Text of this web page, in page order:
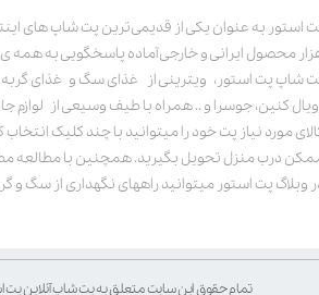
محصول ایرانی و خارجی آماده پاسخگویی به
شاپ پت استور، ویترینی از غذای سگ و غذای گربه
کنین، جوسرا و .. همراه با طیف وسیعی از لوازم
مورد نیاز پت خود را میتوانید با چند کلیک
درب منزل تحویل بگیرید. همچنین با مطالعه
وبلاگ پت استور میتوانید راههای نگهداری از سگ و
تمام حقوق این سایت متعلق به پت شاپ آنلاین پت